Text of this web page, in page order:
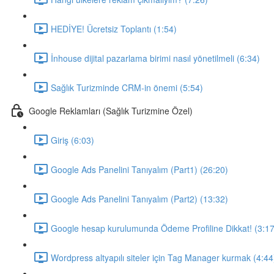
HEDİYE! Ücretsiz Toplantı (1:54)
İnhouse dijital pazarlama birimi nasıl yönetilmeli (6:34)
Sağlık Turizminde CRM-in önemi (5:54)
Google Reklamları (Sağlık Turizmine Özel)
Giriş (6:03)
Google Ads Panelini Tanıyalım (Part1) (26:20)
Google Ads Panelini Tanıyalım (Part2) (13:32)
Google hesap kurulumunda Ödeme Profiline Dikkat!
Wordpress altyapılı siteler için Tag Manager kurmak